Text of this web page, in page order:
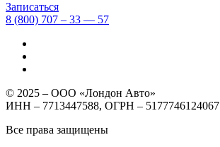
Записаться
8 (800) 707 – 33 — 57
© 2025 – ООО «Лондон Авто»
ИНН – 7713447588, ОГРН – 5177746124067
Все права защищены